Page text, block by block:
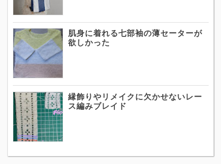
肌身に着れる七部袖の薄セーターが
欲しかった
縁飾りやリメイクに欠かせないレー
ス編みブレイド